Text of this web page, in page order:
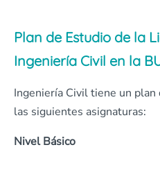
Plan de Estudio de la
Ingeniería Civil en la
Ingeniería Civil tiene un
las siguientes asignaturas:
Nivel Básico